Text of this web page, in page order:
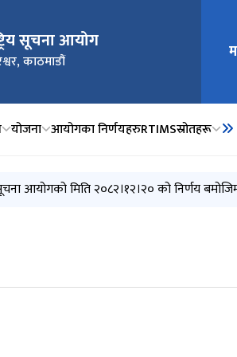
सूचना आयोग
काठमाडौं
मुख्य
योजना आयोगका निर्णयहरुRTIMSस्रोतहरू
सूचना आयोगको मिति २०८२।१२।२० को निर्णय